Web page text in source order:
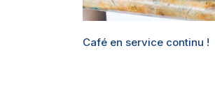
Café en service continu !